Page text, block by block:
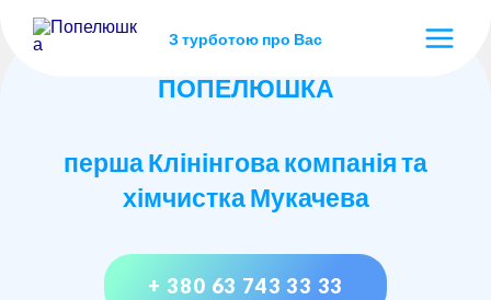
З турботою про Вас
ПОПЕЛЮШКА
перша Клінінгова компанія та
хімчистка Мукачева
+ 380 63 743 33 33